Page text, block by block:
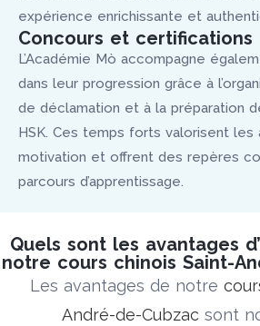
expérience enrichissante et
Concours et certifications
L’Académie Mò accompagne
dans leur progression grâce à
de déclamation et à la préparation
HSK. Ces temps forts valorisent les
motivation et offrent des repères
parcours d’apprentissage.
Quels sont les avantages
notre cours chinois Saint-
Les avantages de notre
André-de-Cubzac sont